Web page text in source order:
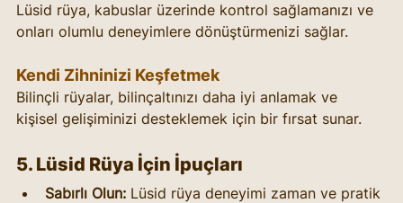
Lüsid rüya, kabuslar üzerinde kontrol sağlamanızı ve
onları olumlu deneyimlere dönüştürmenizi sağlar.
Kendi Zihninizi Keşfetmek
Bilinçli rüyalar, bilinçaltınızı daha iyi anlamak ve
kişisel gelişiminizi desteklemek için bir fırsat sunar.
5. Lüsid Rüya İçin İpuçları
Sabırlı Olun: Lüsid rüya deneyimi zaman ve pratik